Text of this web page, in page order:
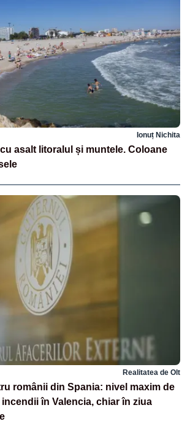
Ionuț Nichita
asalt litoralul și muntele. Coloane
Realitatea de Olt
românii din Spania: nivel maxim de
în Valencia, chiar în ziua